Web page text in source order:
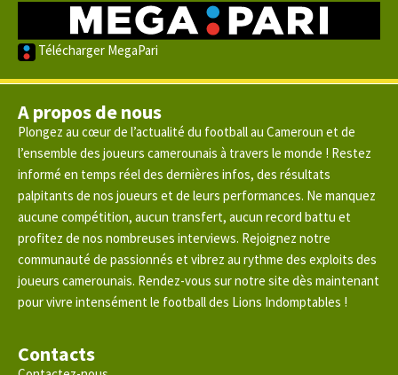
Télécharger MegaPari
A propos de nous
Plongez au cœur de l’actualité du football au Cameroun et de
l’ensemble des joueurs camerounais à travers le monde ! Restez
informé en temps réel des dernières infos, des résultats
palpitants de nos joueurs et de leurs performances. Ne manquez
aucune compétition, aucun transfert, aucun record battu et
profitez de nos nombreuses interviews. Rejoignez notre
communauté de passionnés et vibrez au rythme des exploits des
joueurs camerounais. Rendez-vous sur notre site dès maintenant
pour vivre intensément le football des Lions Indomptables !
Contacts